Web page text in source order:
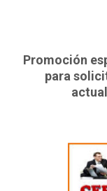
Promoción
para